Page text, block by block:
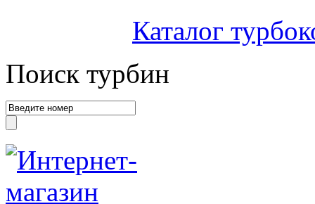
Каталог
Поиск турбин